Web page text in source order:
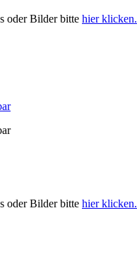
oder Bilder bitte hier klicken.
oder Bilder bitte hier klicken.